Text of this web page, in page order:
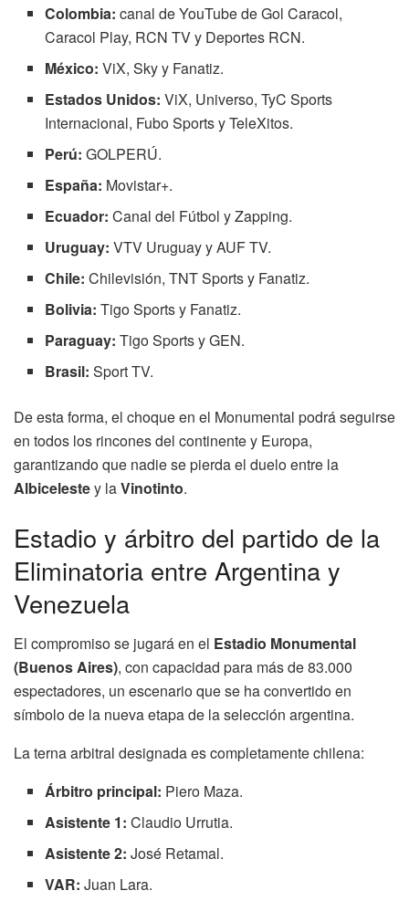
Colombia: canal de YouTube de Gol Caracol,
Caracol Play, RCN TV y Deportes RCN.
México: ViX, Sky y Fanatiz.
Estados Unidos: ViX, Universo, TyC Sports
Internacional, Fubo Sports y TeleXitos.
Perú: GOLPERÚ.
España: Movistar+.
Ecuador: Canal del Fútbol y Zapping.
Uruguay: VTV Uruguay y AUF TV.
Chile: Chilevisión, TNT Sports y Fanatiz.
Bolivia: Tigo Sports y Fanatiz.
Paraguay: Tigo Sports y GEN.
Brasil: Sport TV.
De esta forma, el choque en el Monumental podrá seguirse
en todos los rincones del continente y Europa,
garantizando que nadie se pierda el duelo entre la
Albicelestey laVinotinto.
Estadio y árbitro del partido de la
Eliminatoria entre Argentina y
Venezuela
El compromiso se jugará en el Estadio Monumental
(Buenos Aires), con capacidad para más de 83.000
espectadores, un escenario que se ha convertido en
símbolo de la nueva etapa de la selección argentina.
La terna arbitral designada es completamente chilena:
Árbitro principal: Piero Maza.
Asistente 1: Claudio Urrutia.
Asistente 2: José Retamal.
VAR: Juan Lara.